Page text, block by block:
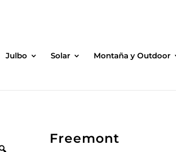
Julbo Solar Montaña y Outdoor
Freemont